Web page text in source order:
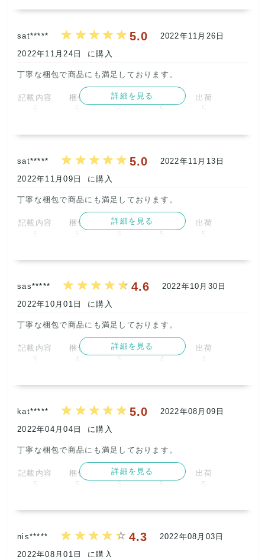
sat***** 5.0
2022年11月26日
2022年11月24日
に購入
丁寧な梱包で商品にも満足しております。
記載内容
5
梱包
5
商品満足
5
5
出荷
5
詳細を見る
sat***** 5.0
2022年11月13日
2022年11月09日
に購入
丁寧な梱包で商品にも満足しております。
記載内容
5
梱包
5
商品満足
5
5
出荷
5
詳細を見る
sas***** 4.6
2022年10月30日
2022年10月01日
に購入
丁寧な梱包で商品にも満足しております。
記載内容
5
梱包
商品満足
5
出荷
詳細を見る
kat***** 5.0
2022年08月09日
2022年04月04日
に購入
丁寧な梱包で商品にも満足しております。
記載内容
5
梱包
5
商品満足
5
5
出荷
5
詳細を見る
nis***** 4.3
2022年08月03日
2022年08月01日
に購入